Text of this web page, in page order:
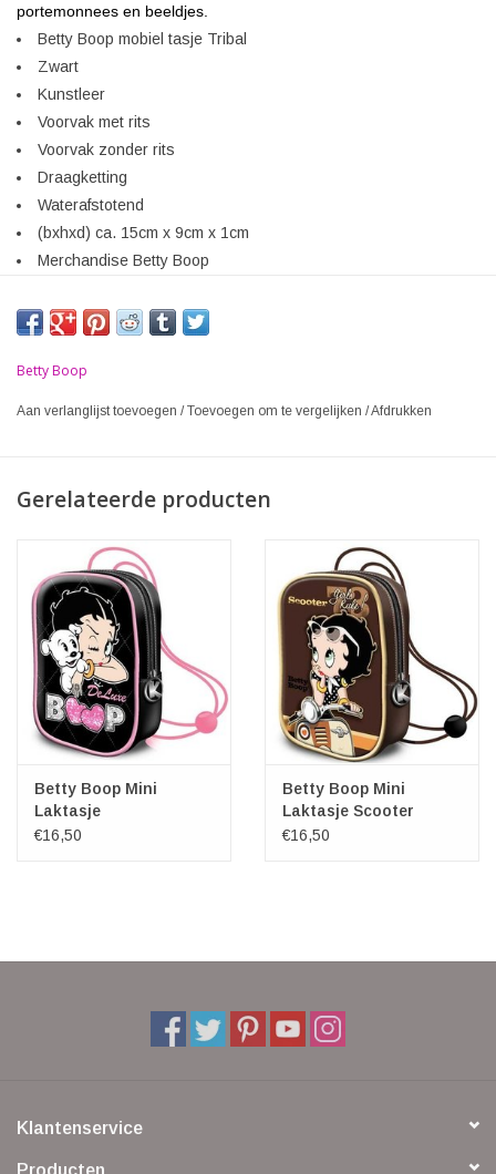
portemonnees en beeldjes.
Betty Boop mobiel tasje Tribal
Zwart
Kunstleer
Voorvak met rits
Voorvak zonder rits
Draagketting
Waterafstotend
(bxhxd) ca. 15cm x 9cm x 1cm
Merchandise Betty Boop
Betty Boop
Aan verlanglijst toevoegen /Toevoegen om te vergelijken /Afdrukken
Gerelateerde producten
Betty Boop Mini
Laktasje
€16,50
Betty Boop Mini
Laktasje Scooter
€16,50
Klantenservice
Producten